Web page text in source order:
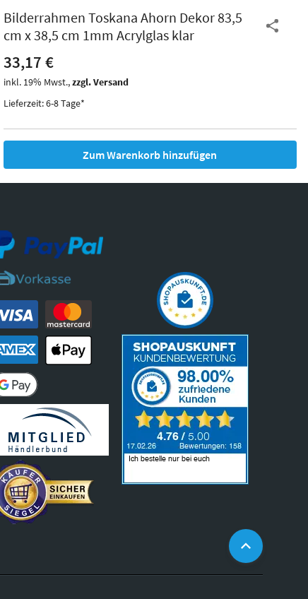
Thurgau
Thurgau
*Canvas*
Burgund
Kunststoff
Ohio
Bilderrahmen Toskana Ahorn Dekor 83,5
cm x 38,5 cm 1mm Acrylglas klar
33,17 €
inkl. 19% Mwst.,zzgl. Versand
Lieferzeit: 6-8 Tage*
Zum Warenkorb hinzufügen